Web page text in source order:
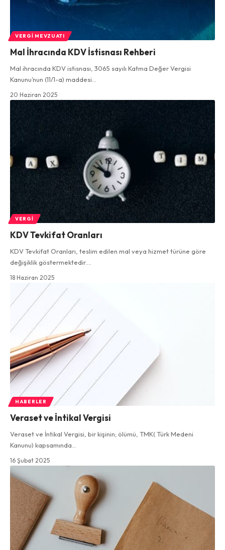
VERGI MEVZUATI
Mal İhracında KDV İstisnası Rehberi
Mal ihracında KDV istisnası, 3065 sayılı Katma Değer Vergisi
Kanunu’nun (11/1-a) maddesi…
20 Haziran 2025
VERGI
KDV Tevkifat Oranları
KDV Tevkifat Oranları, teslim edilen mal veya hizmet türüne göre
değişiklik göstermektedir.…
18 Haziran 2025
HABERLER
Veraset ve İntikal Vergisi
Veraset ve İntikal Vergisi, bir kişinin; ölümü, TMK( Türk Medeni
Kanunu) kapsamında…
16 Şubat 2025